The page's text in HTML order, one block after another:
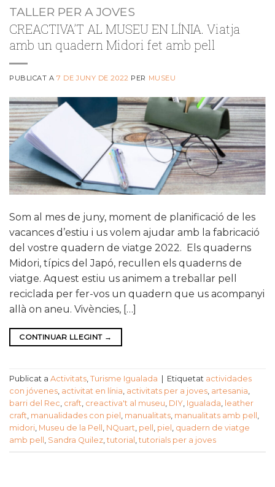
TALLER PER A JOVES
CREACTIVA’T AL MUSEU EN LÍNIA. Viatja
amb un quadern Midori fet amb pell
PUBLICAT A7 DE JUNY DE 2022 PER MUSEU
Som al mes de juny, moment de planificació de les
vacances d’estiu i us volem ajudar amb la fabricació
del vostre quadern de viatge 2022. Els quaderns
Midori, típics del Japó, recullen els quaderns de
viatge. Aquest estiu us animem a treballar pell
reciclada per fer-vos un quadern que us acompanyi
allà on aneu. Vivències, […]
CONTINUAR LLEGINT →
Publicat a Activitats, Turisme Igualada Etiquetat actividades
con jóvenes, activitat en línia, activitats per a joves, artesania,
barri del Rec, craft, creactiva't al museu, DIY, Igualada, leather
craft, manualidades con piel , manualitats, manualitats amb pell ,
midori, Museu de la Pell , NQuart, pell , piel , quadern de viatge
amb pell , Sandra Quilez, tutorial , tutorials per a joves